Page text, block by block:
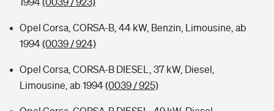
Opel Corsa, CORSA-B, 44 kW, Benzin, Limousine, ab
1994(0039 / 924)
Opel Corsa, CORSA-B DIESEL, 37 kW, Diesel,
Limousine, ab 1994(0039 / 925)